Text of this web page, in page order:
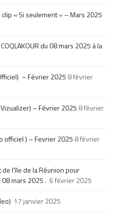
clip « Si seulement » – Mars 2025
du 08 mars 2025 à la
– Février 2025 8 février
– Février 2025 8 février
officiel ) – Fevrier 2025 8 février
de l’île de la Réunion pour
mars 2025 . 6 février 2025
17 janvier 2025